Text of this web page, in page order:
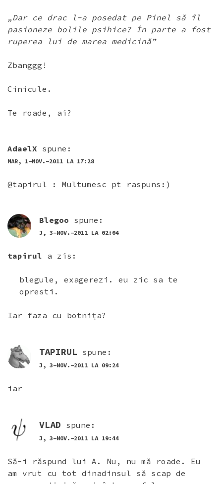
„Dar ce drac l-a posedat pe Pinel să îl
pasioneze bolile psihice? În parte a fost
ruperea lui de marea medicină”
Zbanggg!
Cinicule.
Te roade, ai?
AdaelX spune:
MAR, 1-NOV.-2011 LA 17:28
@tapirul : Multumesc pt raspuns:)
Blegoo spune:
J, 3-NOV.-2011 LA 02:04
tapirul a zis:
blegule, exagerezi. eu zic sa te
opresti.
Iar faza cu botnița?
TAPIRUL spune:
J, 3-NOV.-2011 LA 09:24
iar
VLAD spune:
J, 3-NOV.-2011 LA 19:44
Să-i răspund lui A. Nu, nu mă roade. Eu
am vrut cu tot dinadinsul să scap de